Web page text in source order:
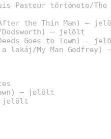
Pasteur története/The
the Thin Man) –
Dodsworth) – jelölt
Goes to Town) –
lakáj/My Man
– jelölt
jelölt